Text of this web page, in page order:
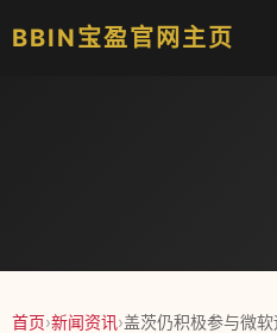
BBIN宝盈官网主页
首页›新闻资讯›盖茨仍积极参与微